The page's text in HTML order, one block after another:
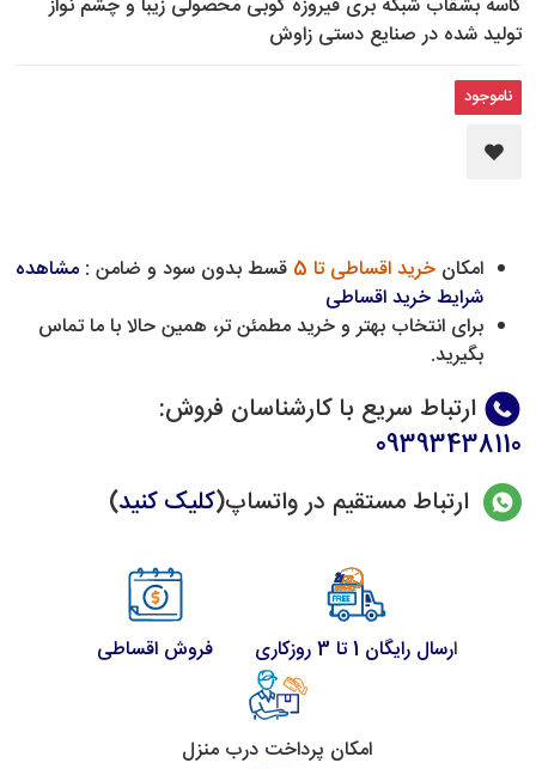
تولید شده در صنایع دستی زاوش
ناموجود
امکان خرید اقساطی تا 5 قسط بدون سود و ضامن : مشاهده
شرایط خرید اقساطی
برای انتخاب بهتر و خرید مطمئن تر، همین حالا با ما تماس
بگیرید.
ارتباط سریع با کارشناسان فروش:
09393438110
ارتباط مستقیم در واتساپ(کلیک کنید)
ارسال رایگان 1 تا 3 روزکاری فروش اقساطی
امکان پرداخت درب منزل